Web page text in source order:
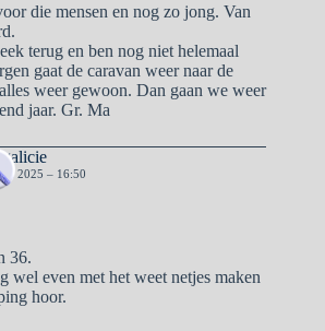
die mensen en nog zo jong. Van
terug en ben nog niet helemaal
gaat de caravan weer naar de
weer gewoon. Dan gaan we weer
jaar. Gr. Ma
2025 – 16:50
36.
wel even met het weet netjes maken
hoor.